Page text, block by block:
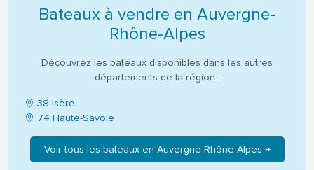
Bateaux à vendre en Auvergne-
Rhône-Alpes
Découvrez les bateaux disponibles dans les autres
départements de la région :
38 Isère
74 Haute-Savoie
Voir tous les bateaux en Auvergne-Rhône-Alpes →